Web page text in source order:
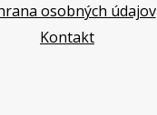
osobných údajov
Kontakt